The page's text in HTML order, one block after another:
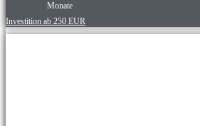
Monate
Investition ab 250 EUR